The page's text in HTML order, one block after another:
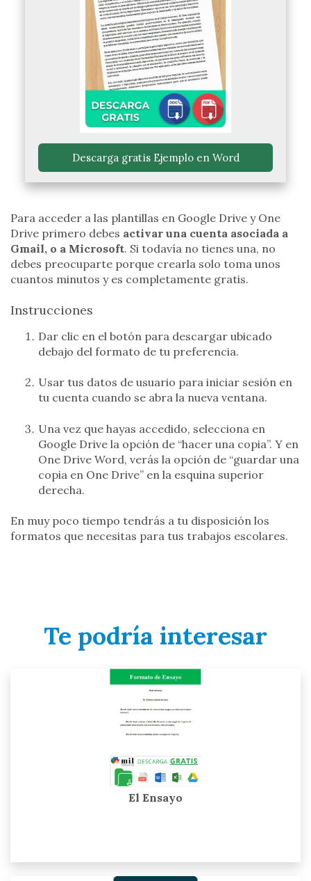
Descarga gratis Ejemplo en Word
Para acceder a las plantillas en Google Drive y One
Drive primero debes activar una cuenta asociada a
Gmail, o a Microsoft. Si todavía no tienes una, no
debes preocuparte porque crearla solo toma unos
cuantos minutos y es completamente gratis.
Instrucciones
Dar clic en el botón para descargar ubicado
debajo del formato de tu preferencia.
Usar tus datos de usuario para iniciar sesión en
tu cuenta cuando se abra la nueva ventana.
Una vez que hayas accedido, selecciona en
Google Drive la opción de “hacer una copia”. Y en
One Drive Word, verás la opción de “guardar una
copia en One Drive” en la esquina superior
derecha.
En muy poco tiempo tendrás a tu disposición los
formatos que necesitas para tus trabajos escolares.
Te podría interesar
El Ensayo